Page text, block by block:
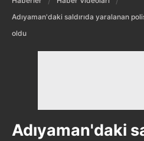
Adıyaman'daki saldırıda yaralanan
oldu
Adıyaman'daki